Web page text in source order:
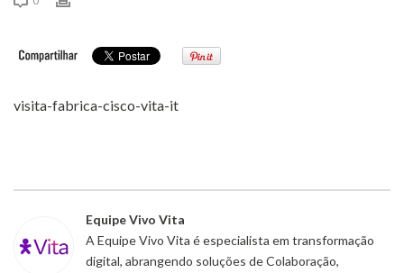
visita-fabrica-cisco-vita-it
Equipe Vivo Vita
A Equipe Vivo Vita é especialista em transformação
digital, abrangendo soluções de Colaboração,